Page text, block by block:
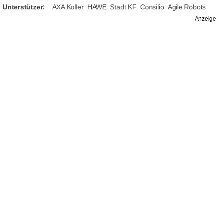
Unterstützer: AXA Koller HAWE Stadt KF Consilio Agile Robots